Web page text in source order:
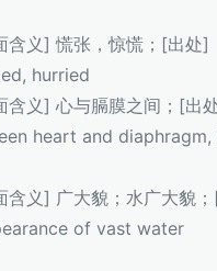
义] 慌张，惊慌；[出处]
hurried
义] 心与膈膜之间；[出
heart and
含义] 广大貌；水广大貌
of vast water